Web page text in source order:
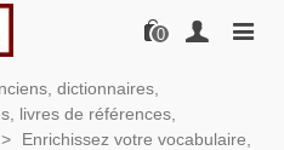
0
dictionnaires,
livres de références,
>
Enrichissez votre vocabulaire,